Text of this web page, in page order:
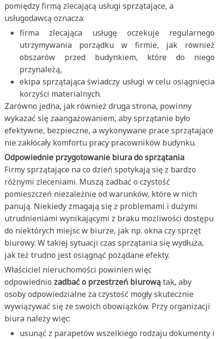
pomiędzy firmą zlecającą usługi sprzątające, a
usługodawcą oznacza:
firma zlecająca usługę oczekuje regularnego
utrzymywania porządku w firmie, jak również
obszarów przed budynkiem, które do niego
przynależą,
ekipa sprzątająca świadczy usługi w celu osiągnięcia
korzyści materialnych.
Zarówno jedna, jak również druga strona, powinny
wykazać się zaangażowaniem, aby sprzątanie było
efektywne, bezpieczne, a wykonywane prace sprzątające
nie zakłócały komfortu pracy pracowników budynku.
Odpowiednie przygotowanie biura do sprzątania
Firmy sprzątające na co dzień spotykają się z bardzo
różnymi zleceniami. Muszą zadbać o czystość
pomieszczeń niezależnie od warunków, które w nich
panują. Niekiedy zmagają się z problemami i dużymi
utrudnieniami wynikającymi z braku możliwości dostępu
do niektórych miejsc w biurze, jak np. okna czy sprzęt
biurowy. W takiej sytuacji czas sprzątania się wydłuża,
jak też trudno jest osiągnąć pożądane efekty.
Właściciel nieruchomości powinien więc
odpowiednio zadbać o przestrzeń biurowątak, aby
osoby odpowiedzialne za czystość mogły skutecznie
wywiązywać się ze swoich obowiązków. Przy organizacji
biura należy więc:
usunąć z parapetów wszelkiego rodzaju dokumenty i